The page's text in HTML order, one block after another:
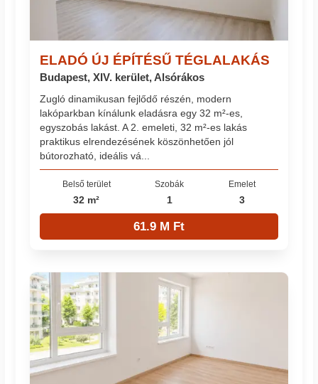
ELADÓ ÚJ ÉPÍTÉSŰ TÉGLALAKÁS
Budapest, XIV. kerület, Alsórákos
Zugló dinamikusan fejlődő részén, modern
lakóparkban kínálunk eladásra egy 32 m²-es,
egyszobás lakást. A 2. emeleti, 32 m²-es lakás
praktikus elrendezésének köszönhetően jól
bútorozható, ideális vá...
Belső terület
32 m²
Szobák
1
Emelet
3
61.9 M Ft